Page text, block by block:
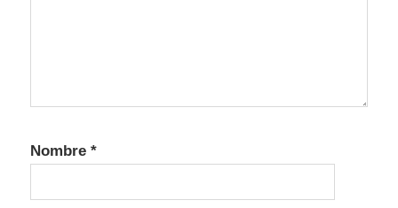
Nombre *